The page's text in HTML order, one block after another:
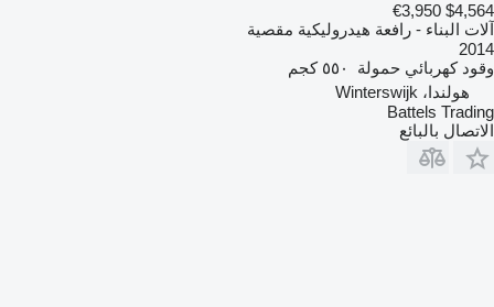
$4,564
€3,950
آلات البناء - رافعة هيدروليكية مقصية
2014
وقود كهربائي حمولة
٥٥٠ كجم
هولندا، Winterswijk
Battels Trading
الاتصال بالبائع